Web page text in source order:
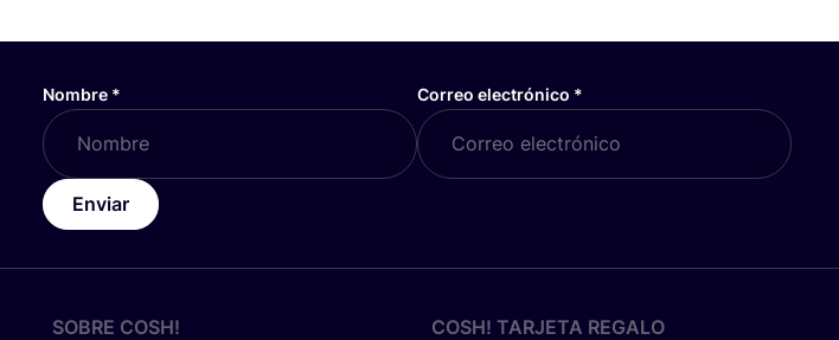
Nombre * Correo electrónico *
Enviar
SOBRE COSH!
COSH! TARJETA REGALO